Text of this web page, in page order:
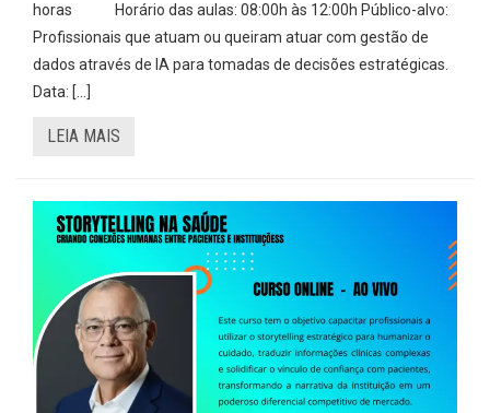
horas Horário das aulas: 08:00h às 12:00h Público-alvo:
Profissionais que atuam ou queiram atuar com gestão de
dados através de IA para tomadas de decisões estratégicas.
Data: […]
LEIA MAIS